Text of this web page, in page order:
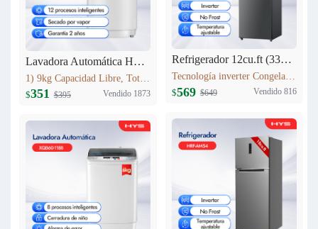
Lavadora Automática HYS 9KG FW90-15288AS
1) 9kg Capacidad Libre, Totalmente automático 9kg 2) Secado a alta temperatura 3) 12 procesos inteligentes 4) Lavadora equipada con cerradura 5) Cuenta con entrada de agua fría
$351 $395 Vendido 1873
Refrigerador 12cu.ft (333L) Inverter HRF-AM45
Tecnología inverter Congelación: 77L Refrigeración: 256L Dimensión: W60.5 x D68 x H170.5(cm) Peso neto/bruto: 57KG / 63KG
$569 $649 Vendido 816